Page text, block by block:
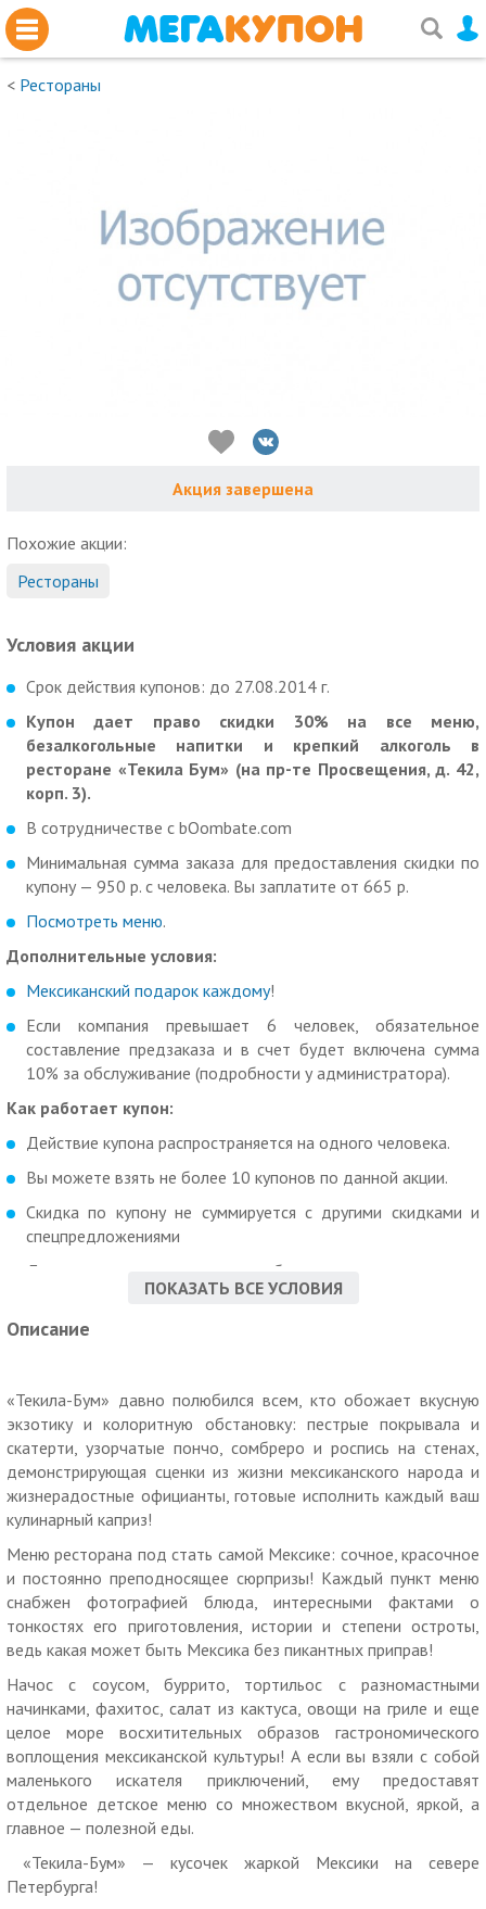
< Рестораны
Акция завершена
Похожие акции:
Рестораны
Условия акции
Срок действия купонов: до 27.08.2014 г.
Купон дает право скидки 30% на все меню,
безалкогольные напитки и крепкий алкоголь в
ресторане «Текила Бум» (на пр-те Просвещения, д. 42,
корп. 3).
В сотрудничестве с bOombate.com
Минимальная сумма заказа для предоставления скидки по
купону — 950 р. с человека. Вы заплатите от 665 р.
Посмотреть меню.
Дополнительные условия:
Мексиканский подарок каждому!
Если компания превышает 6 человек, обязательное
составление предзаказа и в счет будет включена сумма
10% за обслуживание (подробности у администратора).
Как работает купон:
Действие купона распространяется на одного человека.
Вы можете взять не более 10 купонов по данной акции.
Скидка по купону не суммируется с другими скидками и
спецпредложениями
Для получения скидки необходимо предъявить в
распечатанном виде неиспользованный ранее купон.
Обязательно предварительное бронирование стола по
Boombate.com.
Время работы: ежедневно: с 12:00 до 02:00 (кухня
работает до 01:00).
Услуги (товары) предоставляются ООО «Север-Юг», ОГРН
1047855109554
ПОКАЗАТЬ ВСЕ УСЛОВИЯ
Описание
«Текила-Бум» давно полюбился всем, кто обожает вкусную
экзотику и колоритную обстановку: пестрые покрывала и
скатерти, узорчатые пончо, сомбреро и роспись на стенах,
демонстрирующая сценки из жизни мексиканского народа и
жизнерадостные официанты, готовые исполнить каждый ваш
кулинарный каприз!
Меню ресторана под стать самой Мексике: сочное, красочное
и постоянно преподносящее сюрпризы! Каждый пункт меню
снабжен фотографией блюда, интересными фактами о
тонкостях его приготовления, истории и степени остроты,
ведь какая может быть Мексика без пикантных приправ!
Начос с соусом, буррито, тортильос с разномастными
начинками, фахитос, салат из кактуса, овощи на гриле и еще
целое море восхитительных образов гастрономического
воплощения мексиканской культуры! А если вы взяли с собой
маленького искателя приключений, ему предоставят
отдельное детское меню со множеством вкусной, яркой, а
главное — полезной еды.
«Текила-Бум» — кусочек жаркой Мексики на севере
Петербурга!